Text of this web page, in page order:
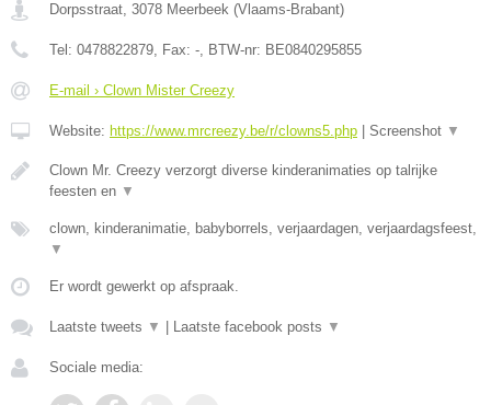
Dorpsstraat, 3078 Meerbeek (Vlaams-Brabant)
Tel: 0478822879, Fax: -, BTW-nr: BE0840295855
E-mail › Clown Mister Creezy
Website: https://www.mrcreezy.be/r/clowns5.php Screenshot ▼
Clown Mr. Creezy verzorgt diverse kinderanimaties op talrijke
feesten en ▼
clown, kinderanimatie, babyborrels, verjaardagen, verjaardagsfeest,
▼
Er wordt gewerkt op afspraak.
Laatste tweets ▼ Laatste facebook posts ▼
Sociale media: